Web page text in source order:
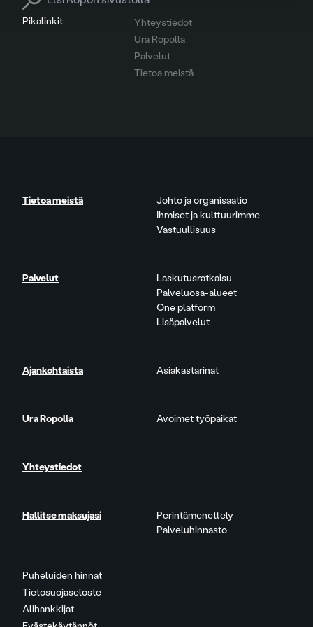
Pikalinkit
Yhteystiedot
Ura Ropolla
Palvelut
Tietoa meistä
Puheluiden hinnat
Tietosuojaseloste
Alihankkijat
Tietoa meistä
Johto ja organisaatio
Ihmiset ja kulttuurimme
Vastuullisuus
Palvelut
Laskutusratkaisu
Palveluosa-alueet
One platform
Lisäpalvelut
Ajankohtaista Asiakastarinat
Ura Ropolla Avoimet työpaikat
Yhteystiedot
Hallitse maksujasi
Perintämenettely
Palveluhinnasto